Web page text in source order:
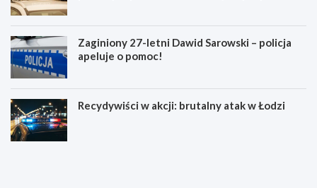
Zaginiony 27-letni Dawid Sarowski – policja
apeluje o pomoc!
Recydywiści w akcji: brutalny atak w Łodzi
G
Z